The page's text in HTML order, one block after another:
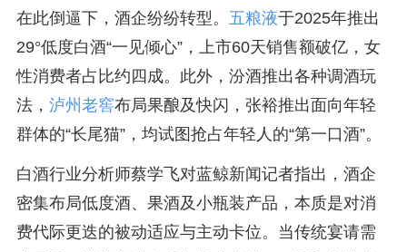
在此倒逼下，酒企纷纷转型。 五粮液于2025年推出
29°低度白酒“一见倾心”，上市60天销售额破亿，女
性消费者占比约四成。此外，汾酒推出各种调酒玩
法， 泸州老窖布局果酿及快闪，张裕推出面向年轻
群体的“长尾猫”，均试图抢占年轻人的“第一口酒”。
白酒行业分析师蔡学飞对蓝鲸新闻记者指出，酒企
密集布局低度酒、果酒及小瓶装产品，本质是对消
费代际更迭的被动适应与主动卡位。当传统宴请需